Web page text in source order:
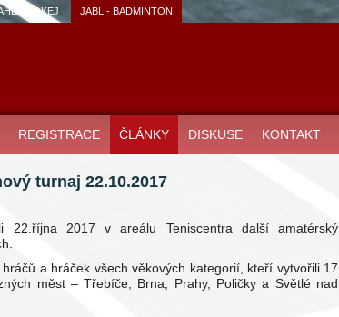
- HOKEJ JABL - BADMINTON
REGISTRACE ČLÁNKY DISKUSE KONTAKT
turnaj 22.10.2017
22.října 2017 v areálu Teniscentra další amatérský
a hráček všech věkových kategorií, kteří vytvořili 17
měst – Třebíče, Brna, Prahy, Poličky a Světlé nad